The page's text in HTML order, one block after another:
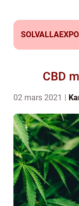
CBD
02 mars 2021